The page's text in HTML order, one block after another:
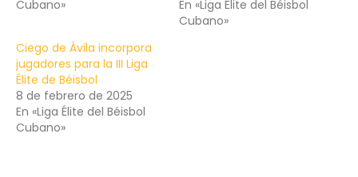
Cubano»
En «Liga Élite del Béisbol
Cubano»
Ciego de Ávila incorpora
jugadores para la III Liga
Élite de Béisbol
8 de febrero de 2025
En «Liga Élite del Béisbol
Cubano»